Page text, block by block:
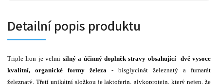
Detailní popis produktu
Triple Iron je velmi silný a účinný doplněk stravy obsahující dvě vysoce
kvalitní, organické formy železa - bisglycinát železnatý a fumarát
železnatý. Třetí unikátní složkou je laktoferin, glykoprotein, který nejen, že